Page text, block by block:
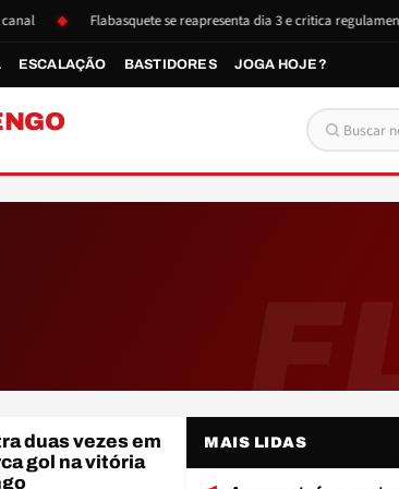
Flabasquete se reapresenta dia 3 e critica regulamento
ESCALAÇÃO BASTIDORES JOGA HOJE?
Buscar
duas vezes em
gol na vitória
MAIS LIDAS